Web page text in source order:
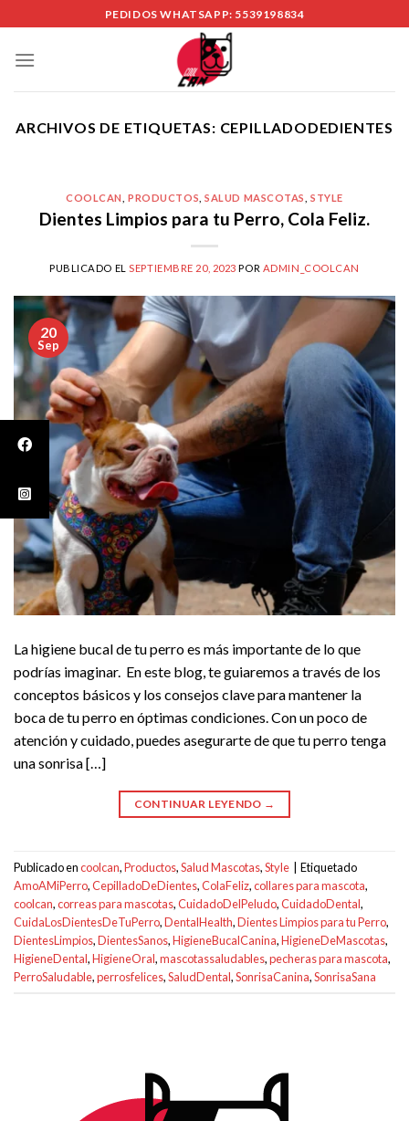
to
content
PEDIDOS WHATSAPP: 5539198834
ARCHIVOS DE ETIQUETAS: CEPILLADODEDIENTES
COOLCAN ,PRODUCTOS ,SALUD MASCOTAS ,STYLE
Dientes Limpios para tu Perro, Cola Feliz.
PUBLICADO EL SEPTIEMBRE 20, 2023 POR ADMIN_COOLCAN
20
Sep
La higiene bucal de tu perro es más importante de lo que
podrías imaginar. En este blog, te guiaremos a través de los
conceptos básicos y los consejos clave para mantener la
boca de tu perro en óptimas condiciones. Con un poco de
atención y cuidado, puedes asegurarte de que tu perro tenga
una sonrisa […]
CONTINUAR LEYENDO →
Publicado encoolcan,Productos,Salud Mascotas,Style | Etiquetado
AmoAMiPerro,CepilladoDeDientes,ColaFeliz,collares para mascota,
coolcan,correas para mascotas,CuidadoDelPeludo,CuidadoDental,
CuidaLosDientesDeTuPerro,DentalHealth,Dientes Limpios para tu Perro,
DientesLimpios,DientesSanos,HigieneBucalCanina,HigieneDeMascotas,
HigieneDental,HigieneOral,mascotassaludables,pecheras para mascota,
PerroSaludable,perrosfelices,SaludDental,SonrisaCanina,SonrisaSana